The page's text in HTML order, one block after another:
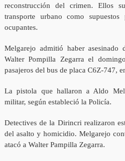
reconstrucción del crimen. Ellos
transporte urbano como
ocupantes.
Melgarejo admitió haber
Walter Pompilla Zegarra el
pasajeros del bus de placa C6Z-747,
La pistola que hallaron a Aldo
militar, según estableció la Policía.
Detectives de la Dirincri realizaron
del asalto y homicidio. Melgarejo
atacó a Walter Pampilla Zegarra.